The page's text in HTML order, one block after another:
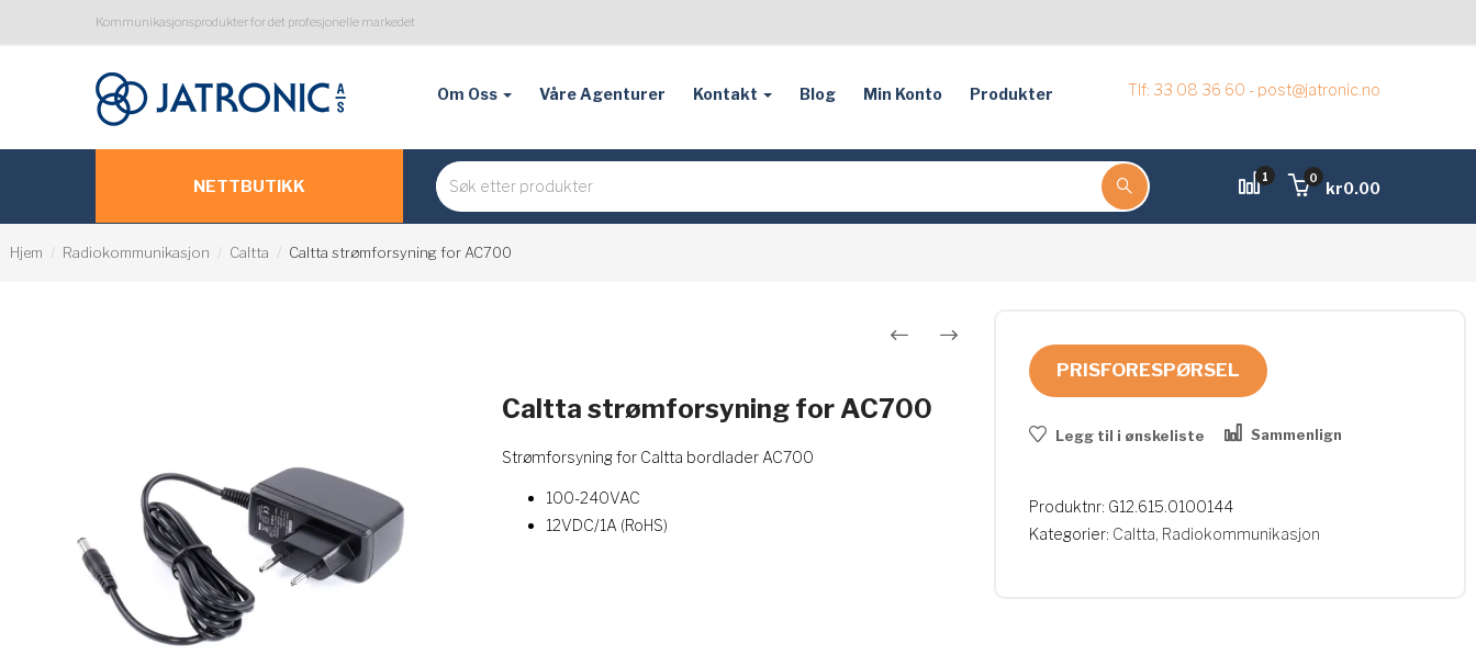
Kommunikasjonsprodukter for det profesjonelle markedet
Om Oss Våre Agenturer Kontakt Blog Min Konto Produkter Tlf: 33 08 36 60 - post@jatronic.no
NETTBUTIKK 0
kr0.00
1
Hjem Radiokommunikasjon Caltta Caltta strømforsyning for AC700
Caltta strømforsyning for AC700
Strømforsyning for Caltta bordlader AC700
100-240VAC
12VDC/1A (RoHS)
PRISFORESPØRSEL
Legg til i ønskeliste Sammenlign
Produktnr: G12.615.0100144
Kategorier: Caltta, Radiokommunikasjon